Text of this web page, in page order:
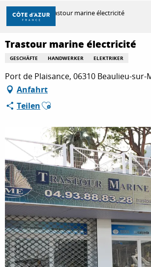
Aller
contenu
principal
ENTDECKEN
ZU TUN
AUFENTHALT
Startseite Trastour marine électricité
Trastour marine électricité
GESCHÄFTE HANDWERKER ELEKTRIKER
Port de Plaisance, 06310 Beaulieu-sur-
Anfahrt
TeilenAjouter aux favoris